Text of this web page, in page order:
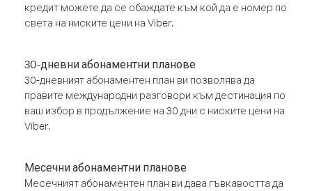
кредит можете да се обаждате към кой да е номер по
света на ниските цени на Viber.
30-дневни абонаментни планове
30-дневният абонаментен план ви позволява да
правите международни разговори към дестинация по
ваш избор в продължение на 30 дни с ниските цени на
Viber.
Месечни абонаментни планове
Месечният абонаментен план ви дава гъвкавостта да